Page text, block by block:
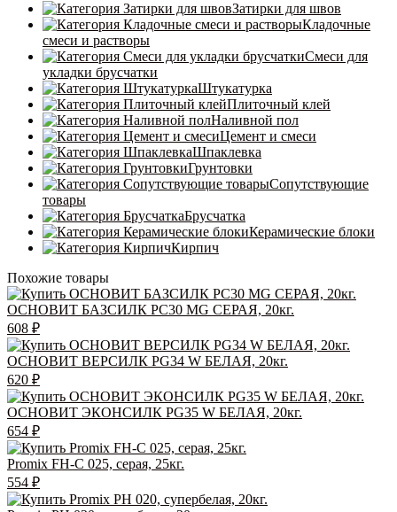
Затирки для швов
Кладочные
смеси и растворы
Смеси для
укладки брусчатки
Штукатурка
Плиточный клей
Наливной пол
Цемент и смеси
Шпаклевка
Грунтовки
Сопутствующие
товары
Брусчатка
Керамические блоки
Кирпич
Похожие товары
ОСНОВИТ БАЗСИЛК PC30 MG СЕРАЯ, 20кг.
608 ₽
ОСНОВИТ ВЕРСИЛК PG34 W БЕЛАЯ, 20кг.
620 ₽
ОСНОВИТ ЭКОНСИЛК PG35 W БЕЛАЯ, 20кг.
654 ₽
Promix FH-C 025, серая, 25кг.
554 ₽